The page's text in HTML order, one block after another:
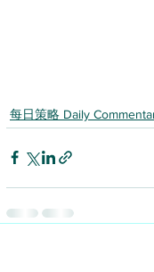
每日策略 Daily